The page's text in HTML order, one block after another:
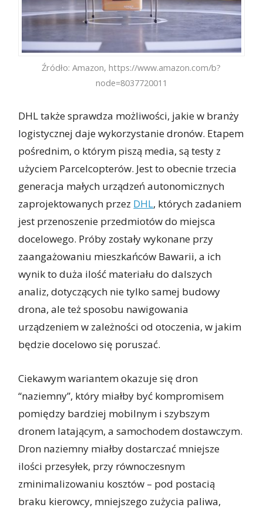
Źródło: Amazon,https://www.amazon.com/b?
node=8037720011
DHL także sprawdza możliwości, jakie w branży
logistycznej daje wykorzystanie dronów. Etapem
pośrednim, o którym piszą media, są testy z
użyciem Parcelcopterów. Jest to obecnie trzecia
generacja małych urządzeń autonomicznych
zaprojektowanych przez DHL, których zadaniem
jest przenoszenie przedmiotów do miejsca
docelowego. Próby zostały wykonane przy
zaangażowaniu mieszkańców Bawarii, a ich
wynik to duża ilość materiału do dalszych
analiz, dotyczących nie tylko samej budowy
drona, ale też sposobu nawigowania
urządzeniem w zależności od otoczenia, w jakim
będzie docelowo się poruszać.
Ciekawym wariantem okazuje się dron
“naziemny”, który miałby być kompromisem
pomiędzy bardziej mobilnym i szybszym
dronem latającym, a samochodem dostawczym.
Dron naziemny miałby dostarczać mniejsze
ilości przesyłek, przy równoczesnym
zminimalizowaniu kosztów – pod postacią
braku kierowcy, mniejszego zużycia paliwa,